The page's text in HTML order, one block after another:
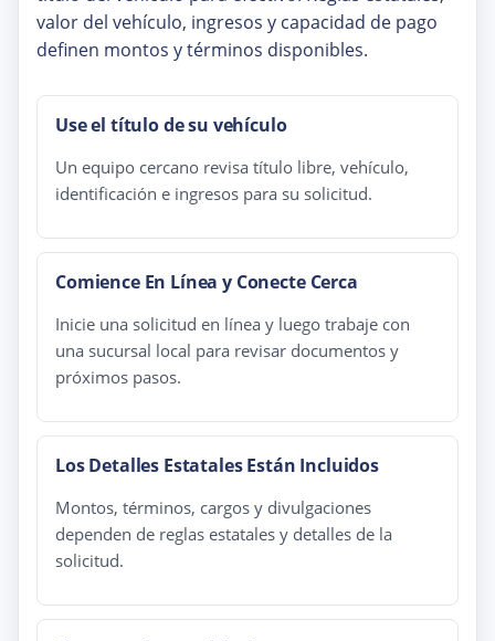
valor del vehículo, ingresos y capacidad de pago
definen montos y términos disponibles.
Use el título de su vehículo
Un equipo cercano revisa título libre, vehículo,
identificación e ingresos para su solicitud.
Comience En Línea y Conecte Cerca
Inicie una solicitud en línea y luego trabaje con
una sucursal local para revisar documentos y
próximos pasos.
Los Detalles Estatales Están Incluidos
Montos, términos, cargos y divulgaciones
dependen de reglas estatales y detalles de la
solicitud.